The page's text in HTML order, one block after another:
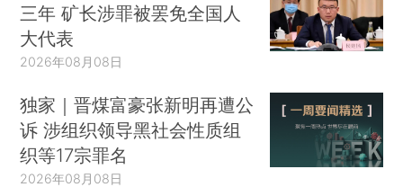
三年 矿长涉罪被罢免全国人
大代表
2026年08月08日
独家｜晋煤富豪张新明再遭公
诉 涉组织领导黑社会性质组
织等17宗罪名
2026年08月08日